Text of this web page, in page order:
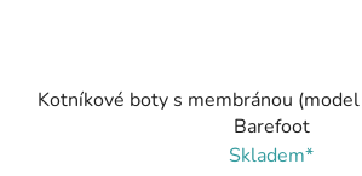
Kotníkové boty s membránou
Barefoot
Skladem*